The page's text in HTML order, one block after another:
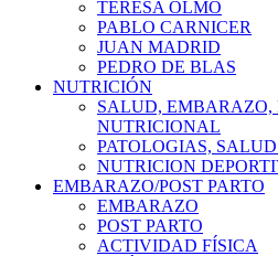
TERESA OLMO
PABLO CARNICER
JUAN MADRID
PEDRO DE BLAS
NUTRICIÓN
SALUD, EMBARAZO,
NUTRICIONAL
PATOLOGIAS,
NUTRICION
EMBARAZO/POST PARTO
EMBARAZO
POST PARTO
ACTIVIDAD FÍSICA